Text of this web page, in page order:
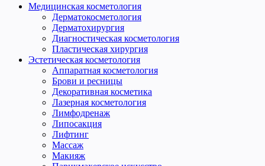
Медицинская косметология
Дерматокосметология
Дерматохирургия
Диагностическая косметология
Пластическая хирургия
Эстетическая косметология
Аппаратная косметология
Брови и ресницы
Декоративная косметика
Лазерная косметология
Лимфодренаж
Липосакция
Лифтинг
Массаж
Макияж